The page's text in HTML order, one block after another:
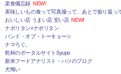
楽食備忘録 NEW!
美味しいもの食って写真撮って、あとで振り返っ
おいしい店 うまい店 安い店 NEW!
ナポリタン×ナポリタン
バンド・オブ・トーキョー☆
ナマろぐ。
乾杯のポータルサイトSyupo
新米フードアナリスト・ハツのブログ
犬悔い